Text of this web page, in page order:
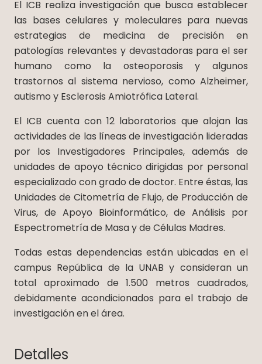
El ICB realiza investigación que busca establecer
las bases celulares y moleculares para nuevas
estrategias de medicina de precisión en
patologías relevantes y devastadoras para el ser
humano como la osteoporosis y algunos
trastornos al sistema nervioso, como Alzheimer,
autismo y Esclerosis Amiotrófica Lateral.
El ICB cuenta con 12 laboratorios que alojan las
actividades de las líneas de investigación lideradas
por los Investigadores Principales, además de
unidades de apoyo técnico dirigidas por personal
especializado con grado de doctor. Entre éstas, las
Unidades de Citometría de Flujo, de Producción de
Virus, de Apoyo Bioinformático, de Análisis por
Espectrometría de Masa y de Células Madres.
Todas estas dependencias están ubicadas en el
campus República de la UNAB y consideran un
total aproximado de 1.500 metros cuadrados,
debidamente acondicionados para el trabajo de
investigación en el área.
Detalles